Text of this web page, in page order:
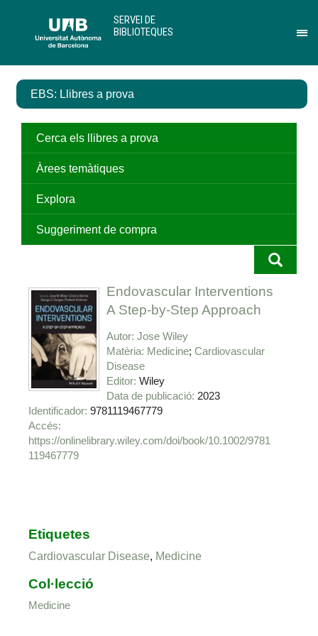
contingut
el
de
SERVEI DE
BIBLIOTEQUES
EBS: Llibres a prova
Cerca els llibres a prova
Àrees temàtiques
Explora
Suggeriment de compra
Endovascular Interventions
A Step-by-Step Approach
Autor Jose Wiley
Matèria Medicine Cardiovascular
Disease
Editor Wiley
Data de publicació 2023
Identificador 9781119467779
https://onlinelibrary.wiley.com/doi/book/10.1002/9781
119467779
Etiquetes
Cardiovascular Disease, Medicine
Col·lecció
Medicine